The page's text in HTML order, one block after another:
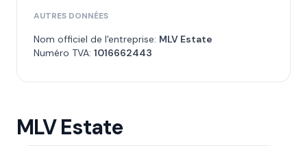
AUTRES DONNÉES
Nom officiel de l'entreprise: MLV Estate
Numéro TVA: 1016662443
MLV Estate